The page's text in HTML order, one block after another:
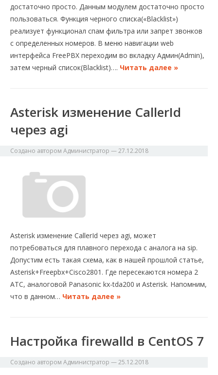
достаточно просто. Данным модулем достаточно просто
пользоваться. Функция черного списка(«Blacklist»)
реализует функционал спам фильтра или запрет звонков
с определенных номеров. В меню навигации web
интерфейса FreePBX переходим во вкладку Админ(Admin),
затем черный список(Blacklist)…. Читать далее »
Asterisk изменение CallerId
через agi
Создано авторомАдминистратор —27.12.2018
Asterisk изменение CallerId через agi, может
потребоваться для плавного перехода с аналога на sip.
Допустим есть такая схема, как в нашей прошлой статье,
Asterisk+Freepbx+Cisco2801. Где пересекаются номера 2
АТС, аналоговой Panasonic kx-tda200 и Asterisk. Напомним,
что в данном… Читать далее »
Настройка firewalld в CentOS 7
Создано авторомАдминистратор —25.12.2018